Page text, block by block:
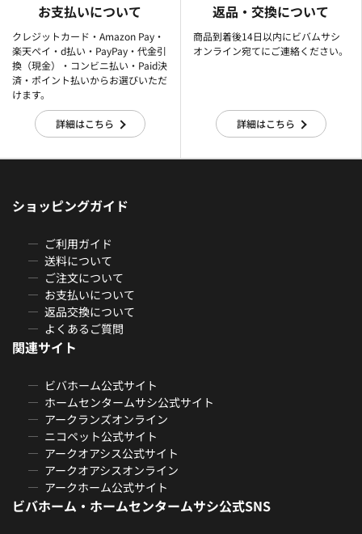
お支払いについて
クレジットカード・Amazon Pay・
楽天ぺイ・d払い・PayPay・代金引
換（現金）・コンビニ払い・Paid決
済・ポイント払いからお選びいただ
けます。
詳細はこちら
返品・交換について
商品到着後14日以内にビバムサシ
オンライン宛てにご連絡ください。
詳細はこちら
ショッピングガイド
ご利用ガイド
送料について
ご注文について
お支払いについて
返品交換について
よくあるご質問
関連サイト
ビバホーム公式サイト
ホームセンタームサシ公式サイト
アークランズオンライン
ニコペット公式サイト
アークオアシス公式サイト
アークオアシスオンライン
アークホーム公式サイト
ビバホーム・ホームセンタームサシ公式SNS